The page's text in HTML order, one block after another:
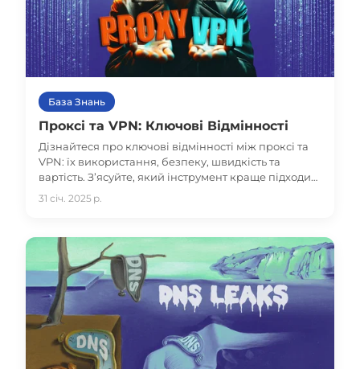
База Знань
Проксі та VPN: Ключові Відмінності
Дізнайтеся про ключові відмінності між проксі та
VPN: їх використання, безпеку, швидкість та
вартість. З’ясуйте, який інструмент краще підходить
для обходу обмежень, захисту конфіденційності чи
покращення бізнес-операцій.
31 січ. 2025 р.